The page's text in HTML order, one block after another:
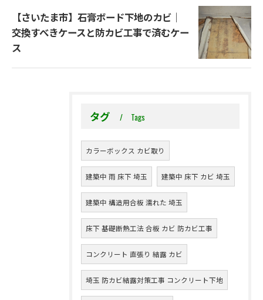
【さいたま市】石膏ボード下地のカビ｜
交換すべきケースと防カビ工事で済むケー
ス
タグ Tags
カラーボックス カビ取り
建築中 雨 床下 埼玉 建築中 床下 カビ 埼玉
建築中 構造用合板 濡れた 埼玉
床下 基礎断熱工法 合板 カビ 防カビ工事
コンクリート 直張り 結露 カビ
埼玉 防カビ結露対策工事 コンクリート下地